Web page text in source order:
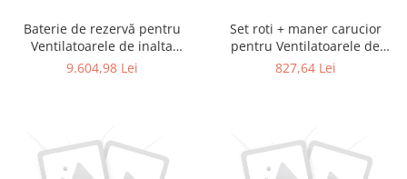
Baterie de rezervă pentru
Ventilatoarele de inalta
performanta RTE AX B16
9.604,98 Lei
Set roti + maner carucior
pentru Ventilatoarele de
inalta performanta RTE AX
827,64 Lei